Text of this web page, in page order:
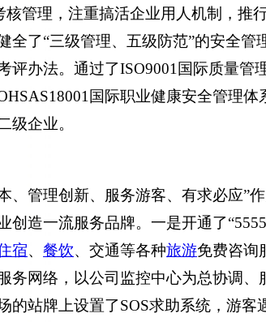
核管理，注重搞活企业用人机制，推
全了“三级管理、五级防范”的安全管
评办法。通过了ISO9001国际质量管
国际职业健康安全管理体
级企业。
管理创新、服务游客、有求必应”
创造一流服务品牌。一是开通了
宿、 餐饮、交通等各种旅游免费咨询
务网络，以公司监控中心为总协调、
的站牌上设置了SOS求助系统，游客